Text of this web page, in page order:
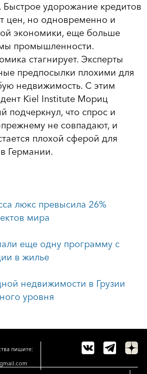
Быстрое удорожание кредитов
цен, но одновременно и
экономики, еще больше
промышленности.
стагнирует. Эксперты
предпосылки плохими для
недвижимость. С этим
Kiel Institute Мориц
подчеркнул, что спрос и
не совпадают, и
плохой сферой для
Германии.
люкс превысила 26%
мира
еще одну программу с
в жилье
недвижимости в Грузии
уровня
пишите: